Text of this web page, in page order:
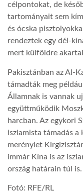
célpontokat, de
tartományait sem
és ócska
rendeztek egy dél-
mert külföldre
Pakisztánban az Al-
támadták meg
Államnak is vannak
együttműködik
harcban. Az egykori
iszlamista támadás
merénylet
immár Kína is az
ország határain túl is.
Fotó: RFE/RL